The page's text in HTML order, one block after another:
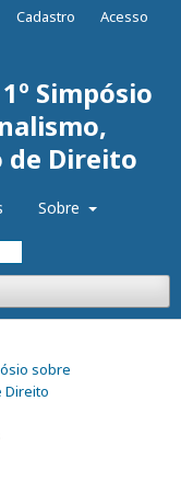
Simpósio
de Direito
Sobre
Cadastro Acesso
sobre
Direito